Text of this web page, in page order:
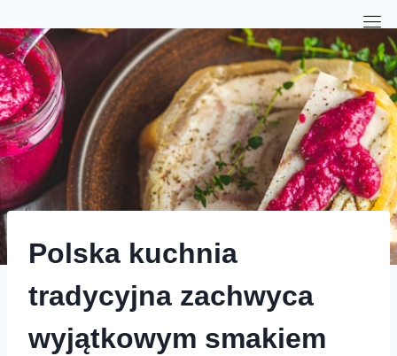
Polska kuchnia
tradycyjna zachwyca
wyjątkowym smakiem